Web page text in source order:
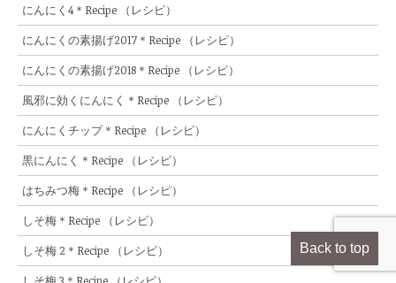
Back to top
にんにく4＊Recipe （レシピ）
にんにくの素揚げ2017＊Recipe （レシピ）
にんにくの素揚げ2018＊Recipe （レシピ）
風邪に効くにんにく＊Recipe （レシピ）
にんにくチップ＊Recipe （レシピ）
黒にんにく＊Recipe （レシピ）
はちみつ梅＊Recipe （レシピ）
しそ梅＊Recipe （レシピ）
しそ梅 2＊Recipe （レシピ）